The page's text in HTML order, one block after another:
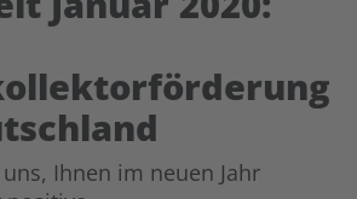
Ihnen im neuen Jahr